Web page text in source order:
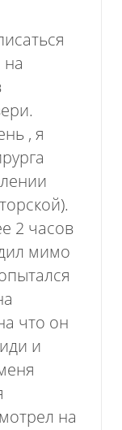
, я
2 часов
мимо
что он
и
на